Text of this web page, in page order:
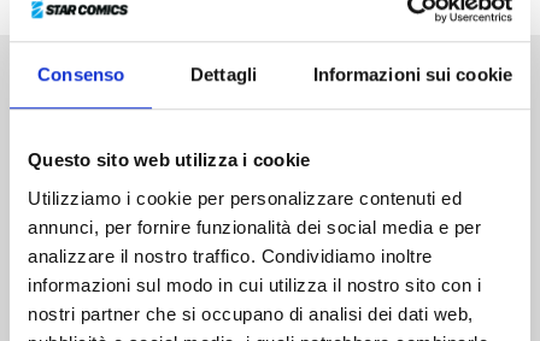
Consenso Dettagli Informazioni sui cookie
Questo sito web utilizza i cookie
Utilizziamo i cookie per personalizzare contenuti ed
annunci, per fornire funzionalità dei social media e per
analizzare il nostro traffico. Condividiamo inoltre
informazioni sul modo in cui utilizza il nostro sito con i
nostri partner che si occupano di analisi dei dati web,
Altri volumi della serie